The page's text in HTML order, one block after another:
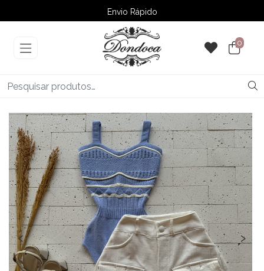
Envio Rápido
➚ Ofertas– Até 60% OFF
0
‹ ›